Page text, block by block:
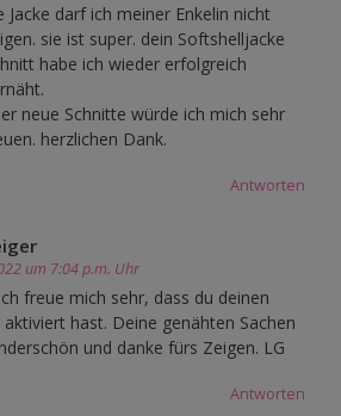
Jacke darf ich meiner Enkelin nicht
sie ist super. dein Softshelljacke
habe ich wieder erfolgreich
neue Schnitte würde ich mich sehr
herzlichen Dank.
Antworten
um 7:04 p.m. Uhr
freue mich sehr, dass du deinen
hast. Deine genähten Sachen
und danke fürs Zeigen. LG
Antworten